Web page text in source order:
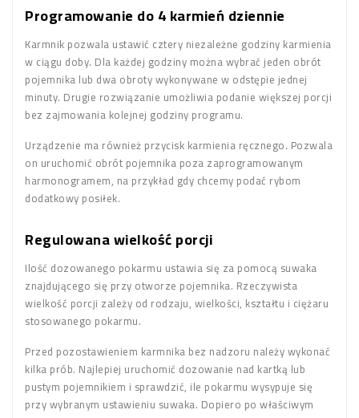
Programowanie do 4 karmień dziennie
Karmnik pozwala ustawić cztery niezależne godziny karmienia
w ciągu doby. Dla każdej godziny można wybrać jeden obrót
pojemnika lub dwa obroty wykonywane w odstępie jednej
minuty. Drugie rozwiązanie umożliwia podanie większej porcji
bez zajmowania kolejnej godziny programu.
Urządzenie ma również przycisk karmienia ręcznego. Pozwala
on uruchomić obrót pojemnika poza zaprogramowanym
harmonogramem, na przykład gdy chcemy podać rybom
dodatkowy posiłek.
Regulowana wielkość porcji
Ilość dozowanego pokarmu ustawia się za pomocą suwaka
znajdującego się przy otworze pojemnika. Rzeczywista
wielkość porcji zależy od rodzaju, wielkości, kształtu i ciężaru
stosowanego pokarmu.
Przed pozostawieniem karmnika bez nadzoru należy wykonać
kilka prób. Najlepiej uruchomić dozowanie nad kartką lub
pustym pojemnikiem i sprawdzić, ile pokarmu wysypuje się
przy wybranym ustawieniu suwaka. Dopiero po właściwym